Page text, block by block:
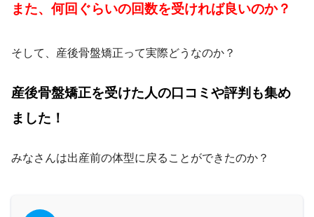
また、何回ぐらいの回数を受ければ良いのか？
そして、産後骨盤矯正って実際どうなのか？
産後骨盤矯正を受けた人の口コミや評判も集め
ました！
みなさんは出産前の体型に戻ることができたのか？